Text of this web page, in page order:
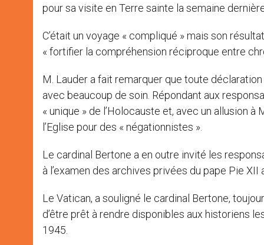
pour sa visite en Terre sainte la semaine
C’était un voyage « compliqué » mais son
« fortifier la compréhension réciproque entre
M. Lauder a fait remarquer que toute
avec beaucoup de soin. Répondant aux
« unique » de l’Holocauste et, avec un allusion à
l’Eglise pour des « négationnistes ».
Le cardinal Bertone a en outre invité les
à l’examen des archives privées du pape Pie XII
Le Vatican, a souligné le cardinal Bertone,
d’être prêt à rendre disponibles aux historiens
1945.